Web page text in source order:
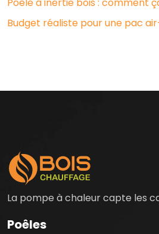
Budget réaliste pour une pac
La pompe à chaleur capte les
Poêles